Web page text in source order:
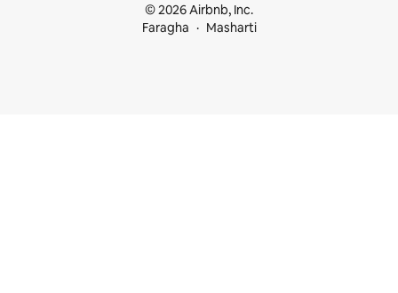
© 2026 Airbnb, Inc.
Faragha
Masharti